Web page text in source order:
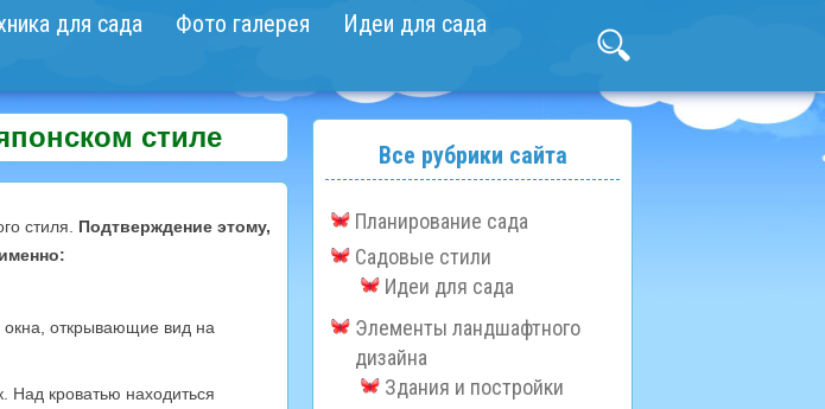
Идеи для сада
Фото галерея
для сада
стиле
стиля. Подтверждение этому,
открывающие вид на
Над кроватью находиться
Все рубрики сайта
Планирование сада
Садовые стили
Идеи для сада
Элементы ландшафтного
дизайна
Здания и постройки